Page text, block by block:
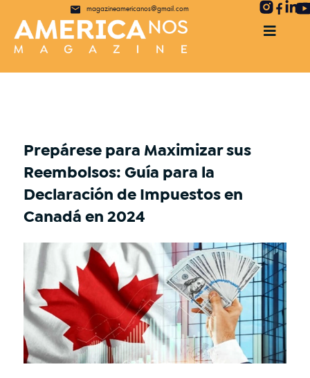
magazineamericanos@gmail.com
Prepárese para Maximizar sus
Reembolsos: Guía para la
Declaración de Impuestos en
Canadá en 2024